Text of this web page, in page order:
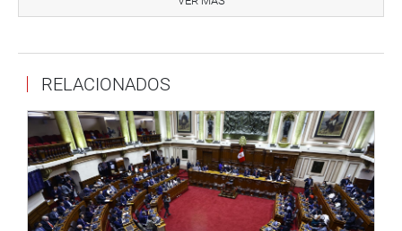
del Martillero Público, a fin de autorizar los remates
públicos a cargo de los martilleros públicos, a través de
medios electrónicos u otros similares.
La iniciativa regula los remates judiciales dispuestos por
los órganos jurisdiccionales que se realicen a través de
medios electrónicos, los que requieren para su validez de
la intervención de un Martillero Público.
RELACIONADOS